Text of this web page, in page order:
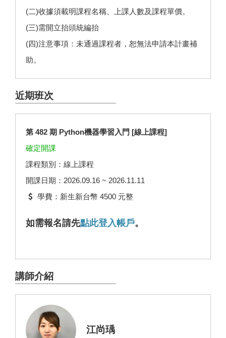
(二)收據須載明課程名稱、上課人數及課程單價。
(三)需開立抬頭統編抬
(四)注意事項：未通過課程者，恕無法申請本計畫補
助。
近期班次
第 482 期 Python機器學習入門 [線上課程]
確定開課
課程類別：線上課程
開課日期：2026.09.16 ~ 2026.11.11
學費：新生新台幣 4500 元整
如需報名請先點此登入帳戶。
講師介紹
江尚瑀